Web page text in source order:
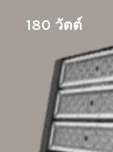
180 วัตต์